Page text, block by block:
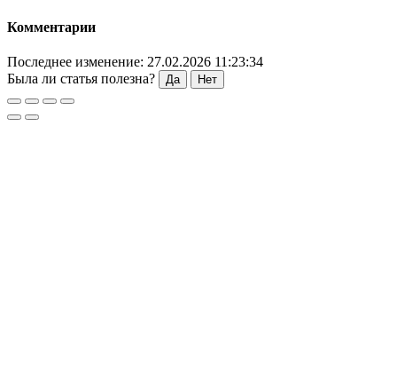
Комментарии
Последнее изменение: 27.02.2026 11:23:34
Была ли статья полезна?
Да Нет